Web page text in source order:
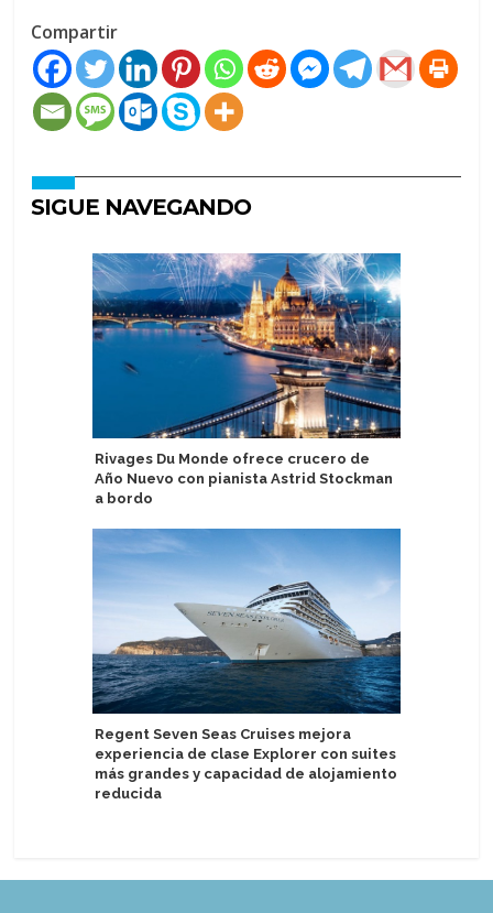
Compartir
SIGUE NAVEGANDO
Rivages Du Monde ofrece crucero de
Año Nuevo con pianista Astrid Stockman
a bordo
Regent Seven Seas Cruises mejora
experiencia de clase Explorer con suites
más grandes y capacidad de alojamiento
reducida